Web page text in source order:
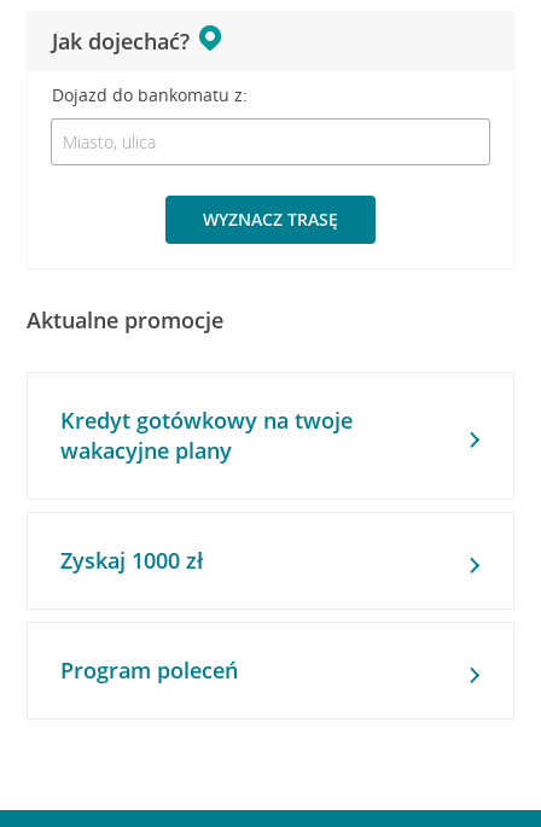
Jak dojechać?
Dojazd do bankomatu z:
WYZNACZ TRASĘ
Aktualne promocje
Kredyt gotówkowy na twoje
wakacyjne plany
Zyskaj 1000 zł
Program poleceń